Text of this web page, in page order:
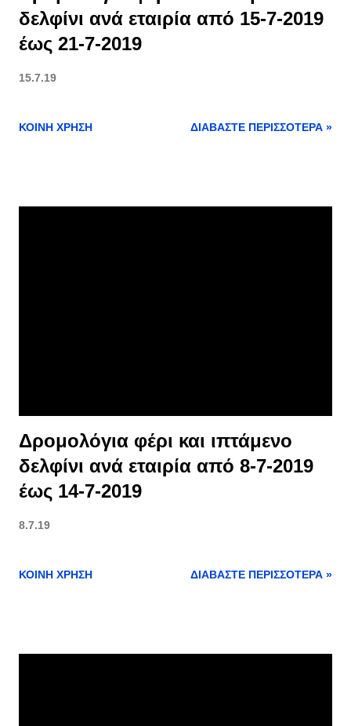
δελφίνι ανά εταιρία από 15-7-2019
έως 21-7-2019
15.7.19
ΚΟΙΝΉ ΧΡΉΣΗ ΔΙΑΒΆΣΤΕ ΠΕΡΙΣΣΌΤΕΡΑ »
Δρομολόγια φέρι και ιπτάμενο
δελφίνι ανά εταιρία από 8-7-2019
έως 14-7-2019
8.7.19
ΚΟΙΝΉ ΧΡΉΣΗ ΔΙΑΒΆΣΤΕ ΠΕΡΙΣΣΌΤΕΡΑ »